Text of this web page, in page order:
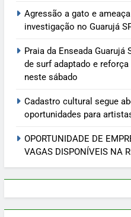
Agressão a gato e
investigação no Guarujá
Praia da Enseada Guarujá
de surf adaptado e
neste sábado
Cadastro cultural segue
oportunidades para
OPORTUNIDADE DE
VAGAS DISPONÍVEIS NA